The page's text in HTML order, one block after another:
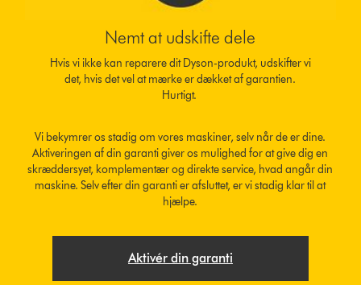
Nemt at udskifte dele
Hvis vi ikke kan reparere dit Dyson-produkt, udskifter vi
det, hvis det vel at mærke er dækket af garantien.
Hurtigt.
Vi bekymrer os stadig om vores maskiner, selv når de er dine.
Aktiveringen af din garanti giver os mulighed for at give dig en
skræddersyet, komplementær og direkte service, hvad angår din
maskine. Selv efter din garanti er afsluttet, er vi stadig klar til at
hjælpe.
Aktivér din garanti